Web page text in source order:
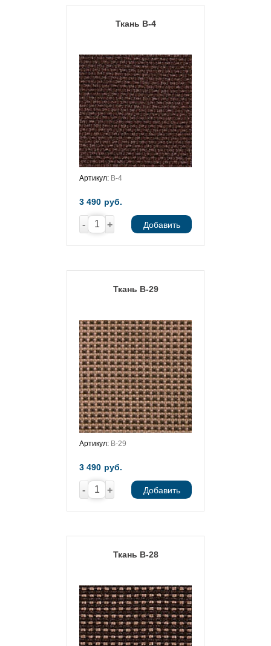
Ткань В-4
Артикул: В-4
3 490 руб.
- + Добавить
Ткань В-29
Артикул: В-29
3 490 руб.
- + Добавить
Ткань В-28